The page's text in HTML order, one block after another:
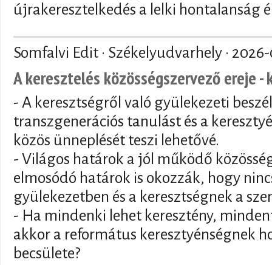
újrakeresztelkedés a lelki hontalanság
Somfalvi Edit · Székelyudvarhely ·
A keresztelés közösségszervező ereje -
- A keresztségről való gyülekezeti
transzgenerációs tanulást és a
közös ünneplését teszi lehetővé.
- Világos határok a jól működő
elmosódó határok is okozzák, hogy
gyülekezetben és a keresztségnek a
- Ha mindenki lehet keresztény,
akkor a református keresztyénségnek
becsülete?